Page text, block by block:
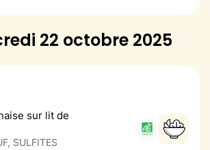
22 octobre 2025
sur lit de
SULFITES